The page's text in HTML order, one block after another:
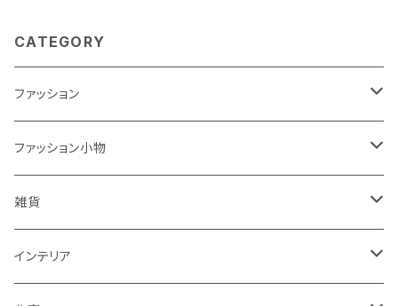
CATEGORY
ファッション
ワンピース
トップス
パンツ
ファッション小物
バッグ
ポーチ
雑貨
バスケット
インテリア